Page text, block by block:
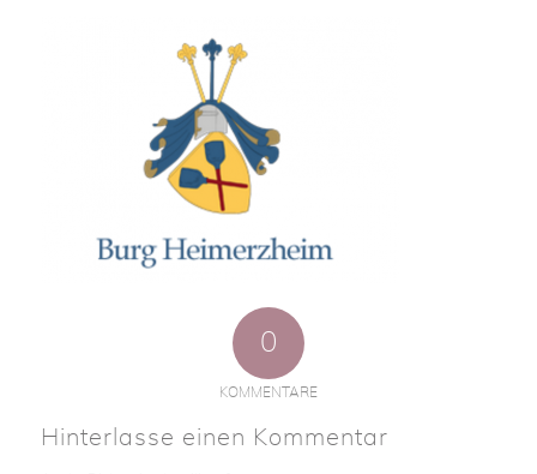
0
KOMMENTARE
Hinterlasse einen Kommentar